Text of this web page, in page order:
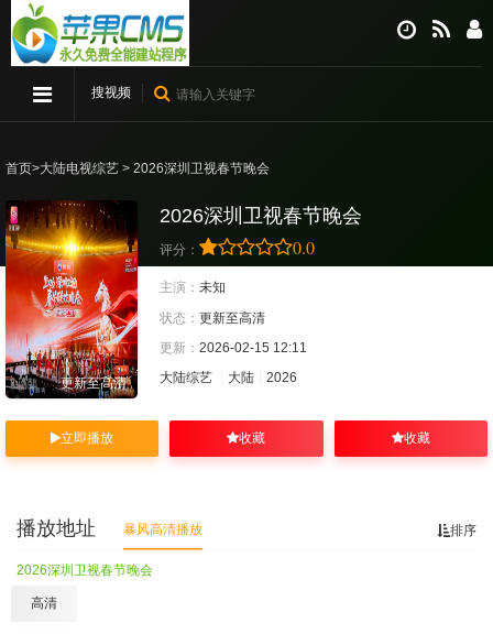
搜视频
首页>大陆电视综艺 > 2026深圳卫视春节晚会
更新至高清
2026深圳卫视春节晚会
评分： 0.0
主演： 未知
状态： 更新至高清
更新： 2026-02-15 12:11
大陆综艺
大陆 2026
立即播放 收藏 收藏
排序
播放地址 暴风高清播放
2026深圳卫视春节晚会
高清